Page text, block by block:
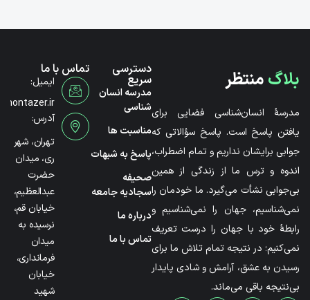
بلاگمنتظر
مدرسۀ انسان‌شناسی فضایی برای
یافتن پاسخ است. پاسخ سؤالاتی که
جوابی برایشان نداریم و تمام اضطراب،
اندوه و ترس ما از زندگی از همین
بی‌جوابی نشأت می‌گیرد. ما خودمان را
نمی‌شناسیم، جهان را نمی‌شناسیم و
رابطۀ خود با جهان را درست تعریف
نمی‌کنیم؛ در نتیجه تمام تلاش ما برای
رسیدن به عشق، آرامش و شادی پایدار
بی‌نتیجه باقی می‌ماند.
دسترسی
سریع
مدرسه انسان
شناسی
مناسبت ها
پاسخ به شبهات
صحیفه
سجادیه جامعه
درباره ما
تماس با ما
تماس با ما
ایمیل:
آدرس:
تهران، شهر
ری، میدان
حضرت
عبدالعظیم،
خیابان قم،
نرسیده به
میدان
فرمانداری،
خیابان
شهید